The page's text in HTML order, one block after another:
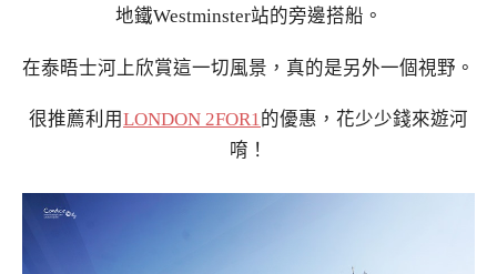
地鐵Westminster站的旁邊搭船。
在泰晤士河上欣賞這一切風景，真的是另外一個視野。
很推薦利用LONDON 2FOR1的優惠，花少少錢來遊河
唷！